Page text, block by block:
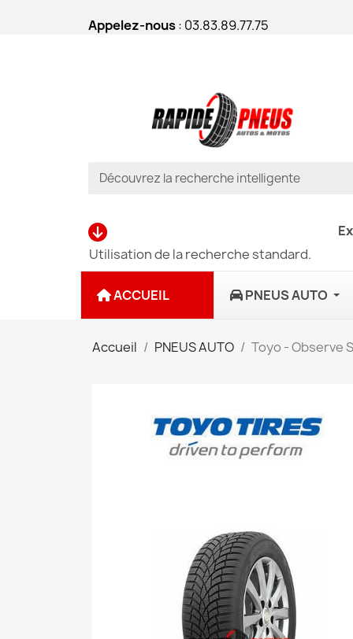
Appelez-nous: 03.83.89.77.75
Utilisation de la recherche standard.
ACCUEIL PNEUS AUTO
Accueil PNEUS AUTO Toyo - Observe